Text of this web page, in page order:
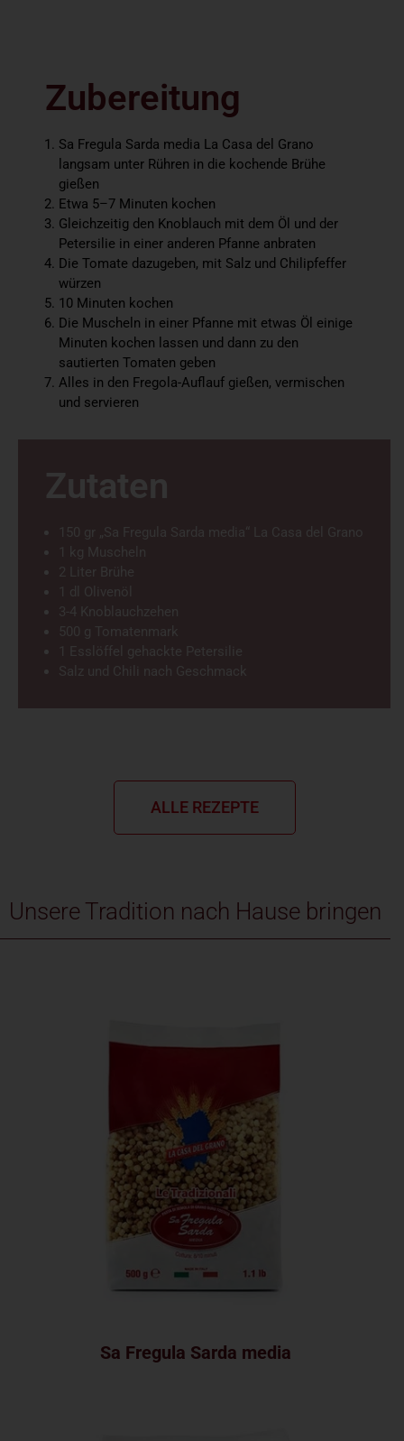
Zubereitung
Sa Fregula Sarda media La Casa del Grano
langsam unter Rühren in die kochende Brühe
gießen
Etwa 5–7 Minuten kochen
Gleichzeitig den Knoblauch mit dem Öl und der
Petersilie in einer anderen Pfanne anbraten
Die Tomate dazugeben, mit Salz und Chilipfeffer
würzen
10 Minuten kochen
Die Muscheln in einer Pfanne mit etwas Öl einige
Minuten kochen lassen und dann zu den
sautierten Tomaten geben
Alles in den Fregola-Auflauf gießen, vermischen
und servieren
Zutaten
150 gr „Sa Fregula Sarda media“ La Casa del Grano
1 kg Muscheln
2 Liter Brühe
1 dl Olivenöl
3-4 Knoblauchzehen
500 g Tomatenmark
1 Esslöffel gehackte Petersilie
Salz und Chili nach Geschmack
ALLE REZEPTE
Unsere Tradition nach Hause bringen
Sa Fregula Sarda media